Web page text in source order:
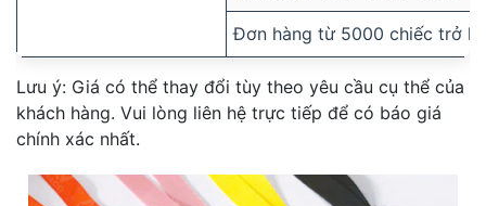
Đơn hàng từ 5000 chiếc trở
Lưu ý: Giá có thể thay đổi tùy theo yêu cầu cụ thể của
khách hàng. Vui lòng liên hệ trực tiếp để có báo giá
chính xác nhất.